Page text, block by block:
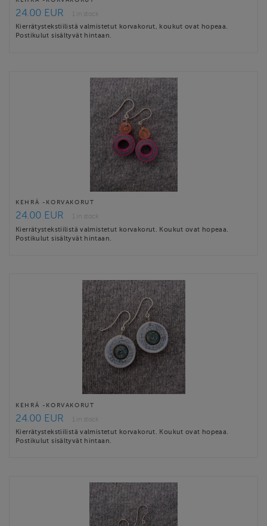
24.00 EUR
1 in stock
Kierrätystekstiilistä valmistetut korvakorut, koukut ovat hopeaa.
Postikulut sisältyvät hintaan.
KEHRÄ -KORVAKORUT
24.00 EUR
1 in stock
Kierrätystekstiilistä valmistetut korvakorut. Koukut ovat hopeaa.
Postikulut sisältyvät hintaan.
KEHRÄ -KORVAKORUT
24.00 EUR
1 in stock
Kierrätystekstiilistä valmistetut korvakorut. Koukut ovat hopeaa.
Postikulut sisältyvät hintaan.